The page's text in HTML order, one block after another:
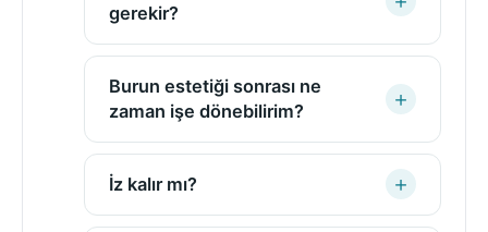
gerekir?
Burun estetiği sonrası ne
zaman işe dönebilirim?
İz kalır mı?